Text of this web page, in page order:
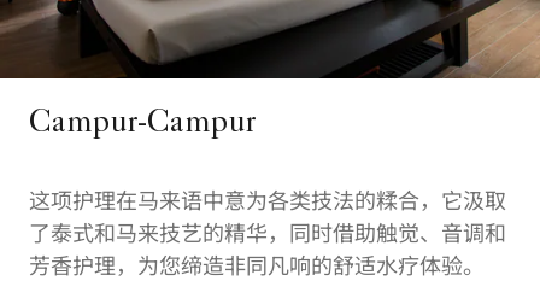
Campur-Campur
这项护理在马来语中意为各类技法的糅合，它汲取
了泰式和马来技艺的精华，同时借助触觉、音调和
芳香护理，为您缔造非同凡响的舒适水疗体验。